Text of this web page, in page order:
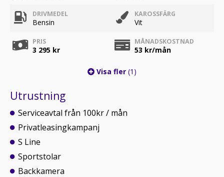
DRIVMEDEL
Bensin
KAROSSFÄRG
Vit
PRIS
3 295 kr
MÅNADSKOSTNAD
53 kr/mån
Visa fler (1)
Utrustning
Serviceavtal från 100kr / mån
Privatleasingkampanj
S Line
Sportstolar
Backkamera